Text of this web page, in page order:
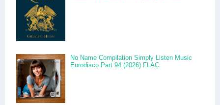
No Name Compilation Simply Listen Music
Eurodisco Part 94 (2026) FLAC